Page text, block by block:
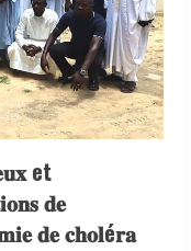
et
𝐝𝐞
𝐝𝐞 𝐜𝐡𝐨𝐥é𝐫𝐚